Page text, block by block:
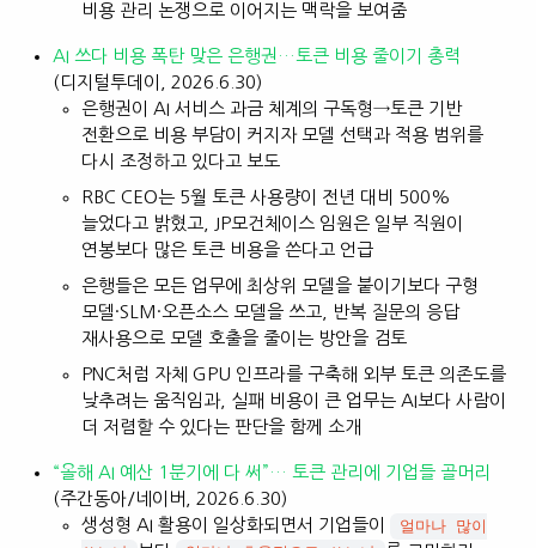
비용 관리 논쟁으로 이어지는 맥락을 보여줌
AI 쓰다 비용 폭탄 맞은 은행권…토큰 비용 줄이기 총력
(디지털투데이, 2026.6.30)
은행권이 AI 서비스 과금 체계의 구독형→토큰 기반
전환으로 비용 부담이 커지자 모델 선택과 적용 범위를
다시 조정하고 있다고 보도
RBC CEO는 5월 토큰 사용량이 전년 대비 500%
늘었다고 밝혔고, JP모건체이스 임원은 일부 직원이
연봉보다 많은 토큰 비용을 쓴다고 언급
은행들은 모든 업무에 최상위 모델을 붙이기보다 구형
모델·SLM·오픈소스 모델을 쓰고, 반복 질문의 응답
재사용으로 모델 호출을 줄이는 방안을 검토
PNC처럼 자체 GPU 인프라를 구축해 외부 토큰 의존도를
낮추려는 움직임과, 실패 비용이 큰 업무는 AI보다 사람이
더 저렴할 수 있다는 판단을 함께 소개
“올해 AI 예산 1분기에 다 써”… 토큰 관리에 기업들 골머리
(주간동아/네이버, 2026.6.30)
생성형 AI 활용이 일상화되면서 기업들이
얼마나 많이